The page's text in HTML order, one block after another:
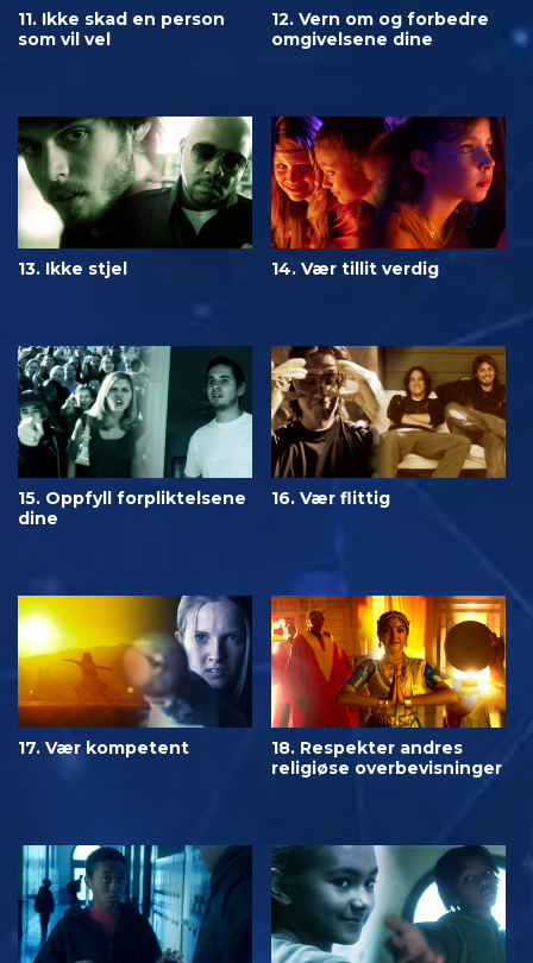
11. Ikke skad en person
som vil vel
12. Vern om og forbedre
omgivelsene dine
13. Ikke stjel 14. Vær tillit verdig
15. Oppfyll forpliktelsene
dine
16. Vær flittig
17. Vær kompetent
18. Respekter andres
religiøse overbevisninger